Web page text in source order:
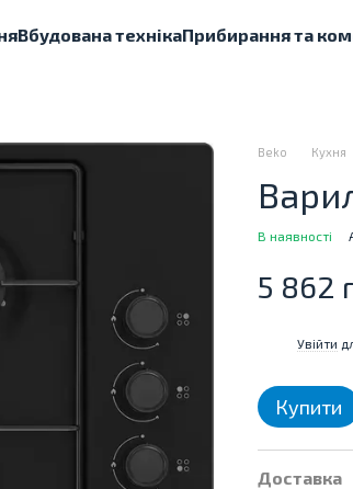
Вбудована технікаПрибирання та
Beko Кухня
В наявності
5 862
Увійти
Купити
Доставка